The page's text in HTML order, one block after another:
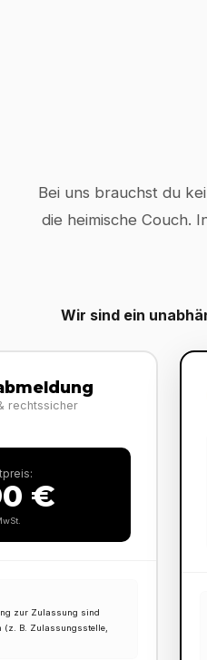
Bei uns brauchst du
die heimische Couch.
Wir sind ein
rechtssicher
€
zur Zulassung sind
(z. B. Zulassungsstelle,